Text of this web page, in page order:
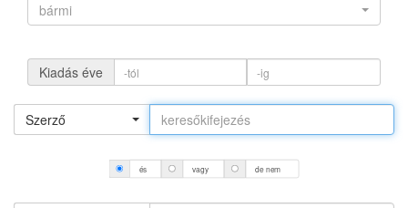
bármi
Kiadás éve
Szerző
és vagy de nem